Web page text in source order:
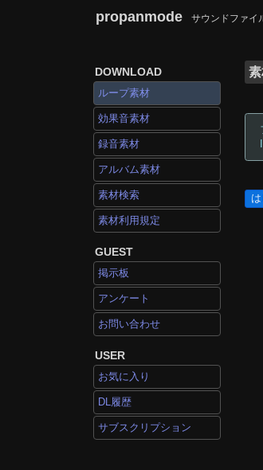
propanmode サウンドファイ
DOWNLOAD
ループ素材
効果音素材
録音素材
アルバム素材
素材検索
素材利用規定
GUEST
掲示板
アンケート
お問い合わせ
USER
お気に入り
DL履歴
サブスクリプション